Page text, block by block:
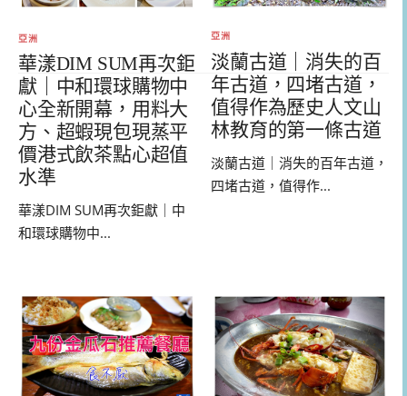
亞洲
華漾DIM SUM再次鉅
獻｜中和環球購物中
心全新開幕，用料大
方、超蝦現包現蒸平
價港式飲茶點心超值
水準
華漾DIM SUM再次鉅獻｜中
和環球購物中...
亞洲
淡蘭古道｜消失的百
年古道，四堵古道，
值得作為歷史人文山
林教育的第一條古道
淡蘭古道｜消失的百年古道，
四堵古道，值得作...